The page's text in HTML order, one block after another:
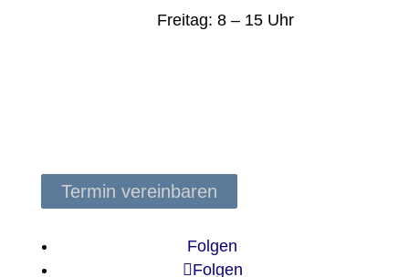
Freitag: 8 – 15 Uhr
Termin vereinbaren
Folgen
Folgen